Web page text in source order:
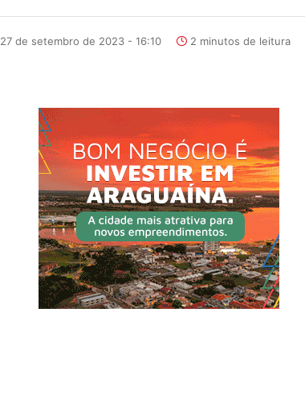
27 de setembro de 2023 - 16:10 2 minutos de leitura